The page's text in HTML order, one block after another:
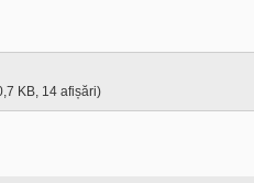
KB, 14 afișări)